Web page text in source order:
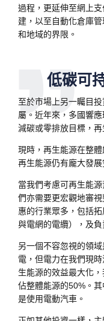
過程，更延伸至網上
建，以至自動化倉庫
和地域的界限。
低碳可
至於市場上另一矚目
屬。近年來，多國響
減碳或零排放目標，
現時，再生能源在整
再生能源仍有龐大發
當我們考慮可再生能
們亦需要更宏觀地審
惠的行業眾多，包括
與電網的電纜），及
另一個不容忽視的領
電，但電力在我們現
生能源的效益最大化
佔整體能源的50%。
是使用電動汽車。